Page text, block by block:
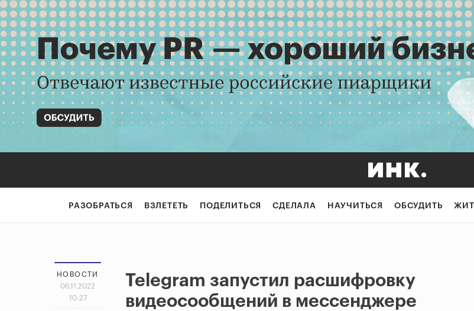
РАЗОБРАТЬСЯ ВЗЛЕТЕТЬ ПОДЕЛИТЬСЯ СДЕЛАЛА НАУЧИТЬСЯ ОБСУДИТЬ
НОВОСТИ
06.11.2022
10:27
Telegram запустил расшифровку
видеосообщений в мессенджере